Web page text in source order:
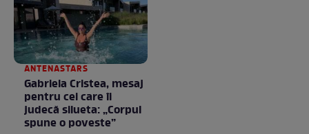
ANTENASTARS
Gabriela Cristea, mesaj
pentru cei care îi
judecă silueta: „Corpul
spune o poveste”